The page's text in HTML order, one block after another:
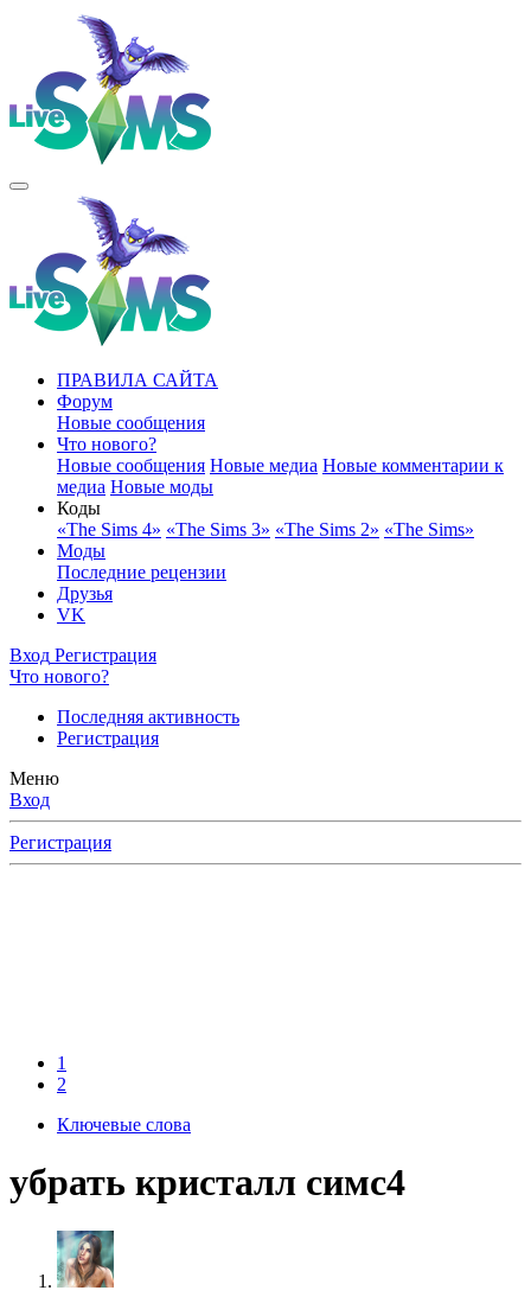
ПРАВИЛА САЙТА
Форум
Новые сообщения
Что нового?
Новые сообщения Новые медиа Новые комментарии к
медиа Новые моды
Коды
«The Sims 4» «The Sims 3» «The Sims 2» «The Sims»
Моды
Последние рецензии
Друзья
VK
Вход Регистрация
Что нового?
Последняя активность
Регистрация
Меню
Вход
Регистрация
1
2
Ключевые слова
убрать кристалл симс4